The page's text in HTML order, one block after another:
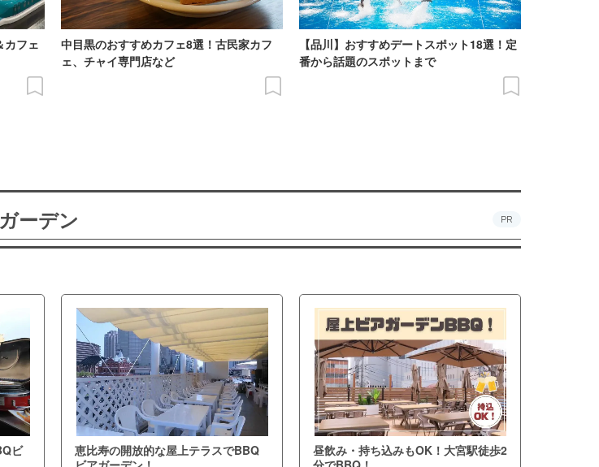
カフェ
中目黒のおすすめカフェ8選！古民家カフ
ェ、チャイ専門店など
【品川】おすすめデートスポット18選！定
番から話題のスポットまで
ーデン PR
ビ
恵比寿の開放的な屋上テラスでBBQ
昼飲み・持ち込みもOK！大宮駅徒歩2